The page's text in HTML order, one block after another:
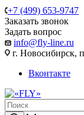
+7 (499) 653-9747
Заказать звонок
Задать вопрос
info@fly-line.ru
г. Новосибирск,
Вконтакте